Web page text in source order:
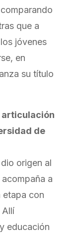
que a
jóvenes
en
su título
articulación
de
origen al
a
etapa con
Allí
educación